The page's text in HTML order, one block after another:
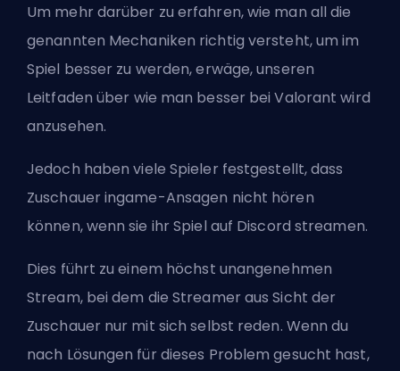
Um mehr darüber zu erfahren, wie man all die
genannten Mechaniken richtig versteht, um im
Spiel besser zu werden, erwäge, unseren
Leitfaden über wie man besser bei Valorant wird
anzusehen.
Jedoch haben viele Spieler festgestellt, dass
Zuschauer ingame-Ansagen nicht hören
können, wenn sie ihr Spiel auf Discord streamen.
Dies führt zu einem höchst unangenehmen
Stream, bei dem die Streamer aus Sicht der
Zuschauer nur mit sich selbst reden. Wenn du
nach Lösungen für dieses Problem gesucht hast,